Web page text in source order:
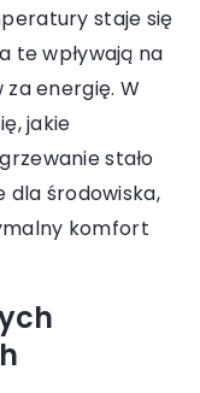
staje się
te wpływają na
energię. W
jakie
stało
dla środowiska,
komfort